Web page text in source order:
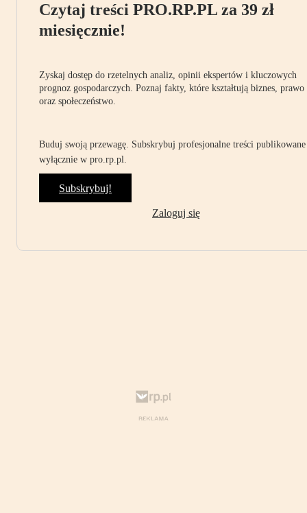
Czytaj treści PRO.RP.PL za 39 zł
miesięcznie!
Zyskaj dostęp do rzetelnych analiz, opinii ekspertów i kluczowych
prognoz gospodarczych. Poznaj fakty, które kształtują biznes, prawo
oraz społeczeństwo.
Buduj swoją przewagę. Subskrybuj profesjonalne treści publikowane
wyłącznie w pro.rp.pl.
Subskrybuj!
Zaloguj się